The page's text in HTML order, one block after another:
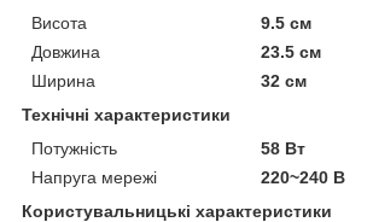
Висота
9.5 см
Довжина
23.5 см
Ширина
32 см
Технічні характеристики
Потужність
58 Вт
Напруга мережі
220~240 В
Користувальницькі характеристики